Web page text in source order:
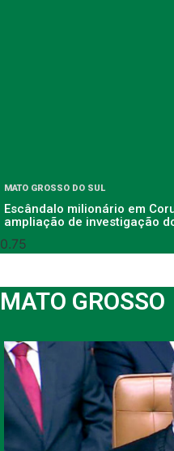
MATO GROSSO DO SUL
Escândalo milionário em
ampliação de investigação
MATO GROSSO